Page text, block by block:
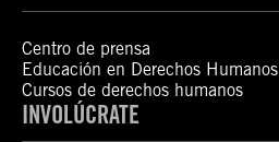
Centro de prensa
Educación en Derechos Humanos
Cursos de derechos humanos
INVOLÚCRATE